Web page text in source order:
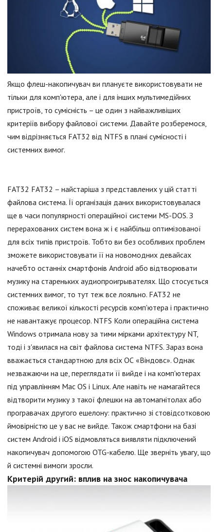
Якщо флеш-накопичувач ви плануєте використовувати не
тільки для комп'ютера, але і для інших мультимедійних
пристроїв, то сумісність – це один з найважливіших
критеріїв вибору файлової системи. Давайте розберемося,
чим відрізняється FAT32 від NTFS в плані сумісності і
системних вимог.
FAT32 FAT32 – найстаріша з представлених у цій статті
файлова система. Її організація даних використовувалася
ще в часи популярності операційної системи MS-DOS. З
перерахованих систем вона ж і є найбільш оптимізованої
для всіх типів пристроїв. Тобто ви без особливих проблем
зможете використовувати її на новомодних девайсах
начебто останніх смартфонів Android або відтворювати
музику на стареньких аудиопроигрывателях. Що стосується
системних вимог, то тут теж все лояльно. FAT32 не
споживає великої кількості ресурсів комп'ютера і практично
не навантажує процесор. NTFS Коли операційна система
Windows отримала нову за тими мірками архітектуру NT,
тоді і з'явилася на світ файлова система NTFS. Зараз вона
вважається стандартною для всіх ОС «Віндовс». Однак
незважаючи на це, переглядати її вийде і на комп'ютерах
під управлінням Mac OS і Linux. Але навіть не намагайтеся
відтворити музику з такої флешки на автомагнітолах або
програвачах другого ешелону: практично зі стовідсотковою
ймовірністю це у вас не вийде. Також смартфони на базі
систем Android і iOS відмовляться виявляти підключений
накопичувач допомогою OTG-кабелю. Ще зверніть увагу, що
й системні вимоги зросли.
Критерій другий: вплив на знос накопичувача